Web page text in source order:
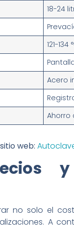
18-24
121-134
Acero
Ahorro
web:
no solo el
A